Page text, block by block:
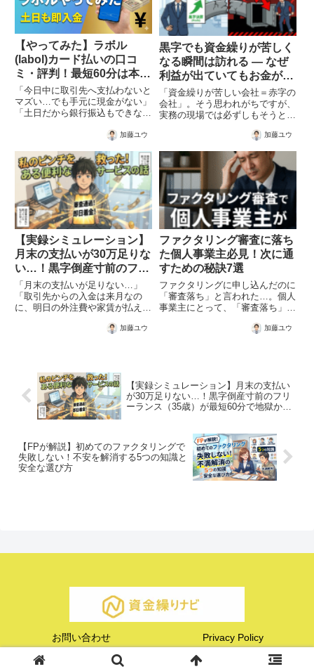
【やってみた】ラボル
(labol)カード払いの口コ
ミ・評判！最短60分は本当
か徹底検証
「今日中に取引先へ支払わないと
マズい…でも手元に現金がない」
「土日だから銀行振込もできない
命のピンチを救ってくれるサービ
応した『ラボル（labol） カード
払い』です。ネット上...
加藤ユウ
黒字でも資金繰りが苦しく
なる瞬間は訪れる ― なぜ
利益が出ていてもお金が回
らないのか
「資金繰りが苦しい会社＝赤字の
会社」。そう思われがちですが、
実務の現場では必ずしもそうとは
で、売上も伸びている。それにも
かかわらず、ある日突然「お金が
回らない」「来月の支払いが不安
だ」という相談を受けることが
あ...
加藤ユウ
【実録シミュレーション】
月末の支払いが30万足りな
い…！黒字倒産寸前のフリ
ーランス（35歳）が最短
60分で地獄から生還した話
「月末の支払いが足りない…」
「取引先からの入金は来月なの
に、明日の外注費や家賃が払えな
ホの前で頭を抱えていませんか？
加藤ユウ
ファクタリング審査に落ち
た個人事業主必見！次に通
すための秘訣7選
ファクタリングに申し込んだのに
「審査落ち」と言われた…。個人
事業主にとって、「審査落ち」は
不安が一気に広がってしまいます
加藤ユウ
【実録シミュレーション】月末の支払い
が30万足りない…！黒字倒産寸前のフリ
ーランス（35歳）が最短60分で地獄から
【FPが解説】初めてのファクタリングで
失敗しない！不安を解消する5つの知識と
安全な選び方
お問い合わせ Privacy Policy
© 2025 資金繰りナビ.